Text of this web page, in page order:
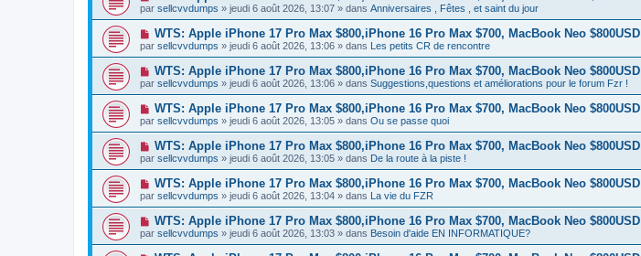
g
e
e
s
s
a
g
e
a
u
m
e
s
s
a
g
e
o
u
v
e
a
u
m
e
s
s
a
g
e
par sellcvvdumps » jeudi 6 août 2026, 13:07 » dans Anniversaires , Fêtes , et saint du jour
N
o
u
v
e
a
u
m
e
s
s
a
g
e
WTS: Apple iPhone 17 Pro Max $800,iPhone 16 Pro Max $700, MacBook Neo $800USD
par sellcvvdumps » jeudi 6 août 2026, 13:06 » dans Les petits CR de rencontre
N
o
u
v
e
a
u
m
e
s
s
a
g
e
WTS: Apple iPhone 17 Pro Max $800,iPhone 16 Pro Max $700, MacBook Neo $800USD
par sellcvvdumps » jeudi 6 août 2026, 13:06 » dans Suggestions,questions et améliorations pour le forum Fzr !
N
o
u
v
e
a
u
m
e
s
s
a
g
e
WTS: Apple iPhone 17 Pro Max $800,iPhone 16 Pro Max $700, MacBook Neo $800USD
par sellcvvdumps » jeudi 6 août 2026, 13:05 » dans Ou se passe quoi
N
o
u
v
e
a
u
m
e
s
s
WTS: Apple iPhone 17 Pro Max $800,iPhone 16 Pro Max $700, MacBook Neo $800USD
par sellcvvdumps » jeudi 6 août 2026, 13:05 » dans De la route à la piste !
N
o
u
v
e
a
u
WTS: Apple iPhone 17 Pro Max $800,iPhone 16 Pro Max $700, MacBook Neo $800USD
par sellcvvdumps » jeudi 6 août 2026, 13:04 » dans La vie du FZR
N
o
u
v
WTS: Apple iPhone 17 Pro Max $800,iPhone 16 Pro Max $700, MacBook Neo $800USD
par sellcvvdumps » jeudi 6 août 2026, 13:03 » dans Besoin d'aide EN INFORMATIQUE?